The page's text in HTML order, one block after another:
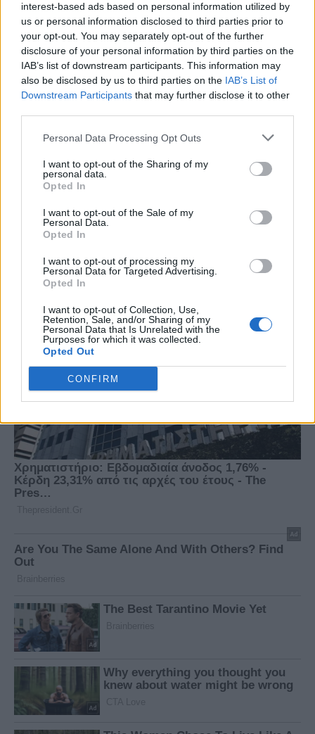
interest-based ads based on personal information utilized by
us or personal information disclosed to third parties prior to
your opt-out. You may separately opt-out of the further
disclosure of your personal information by third parties on the
IAB’s list of downstream participants. This information may
also be disclosed by us to third parties on the IAB’s List of
Downstream Participants that may further disclose it to other
Personal Data Processing Opt Outs
I want to opt-out of the Sharing of my
personal data.
Opted In
I want to opt-out of the Sale of my
Personal Data.
Opted In
I want to opt-out of processing my
Personal Data for Targeted Advertising.
Opted In
I want to opt-out of Collection, Use,
Retention, Sale, and/or Sharing of my
Personal Data that Is Unrelated with the
Purposes for which it was collected.
Opted Out
CONFIRM